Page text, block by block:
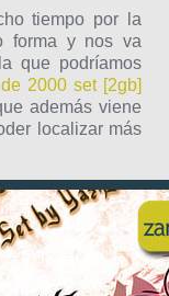
tiempo por la
forma y nos va
que podríamos
2000 set [2gb]
además viene
localizar más